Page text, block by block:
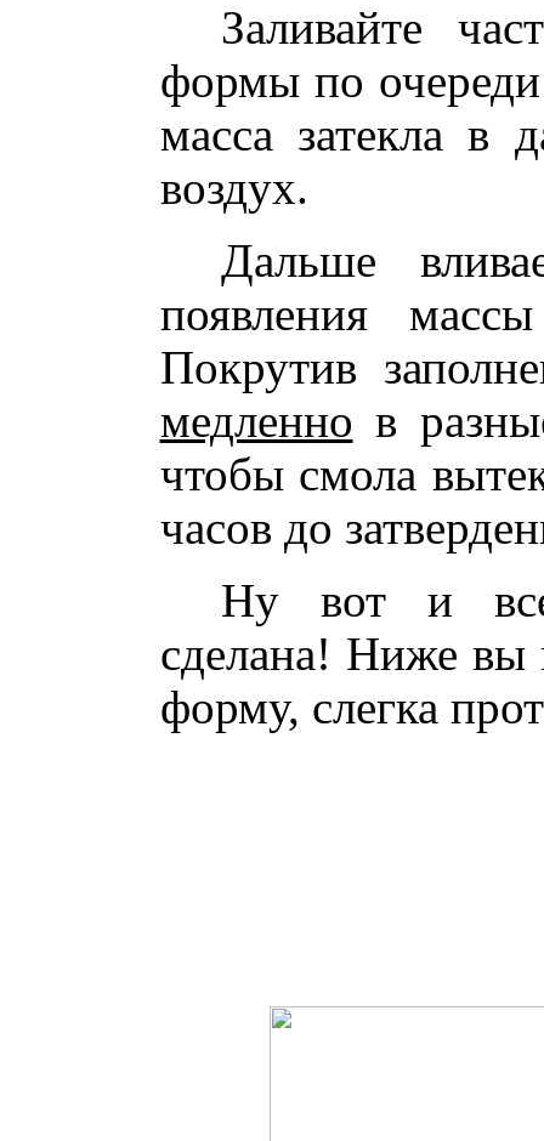
Заливайте
формы по
масса затекла в
воздух.
Дальше
появления
Покрутив
медленно в
чтобы смола
часов до
Ну вот и
сделана! Ниже вы
форму, слегка